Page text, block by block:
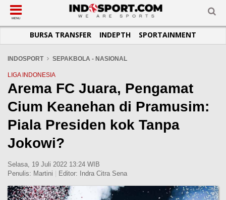
SUB-MENU
SEPAKBOLA
LIGA INGGRIS
LIGA ITALIA
LIGA SPANYOL
LIGA CHAMPIONS
LIGA PRANCIS
LIGA EUROPA
SUB-MENU
SPORTAINMENT
SUB-MENU
OTOMOTIF
OTOMANIA
SUB-MENU
BASKET
FUTSAL
OLIMPIK
E-SPORT
SUB-MENU
JADWAL
SUB-MENU
TOPIK HARI INI
INFOGRAFIS
GALERI FOTO
TEMPAT OLAHRAGA
PASUKAN SEHAT
MENU
BURSA TRANSFER INDEPTH SPORTAINMENT
INDOSPORT SEPAKBOLA - NASIONAL
LIGA INDONESIA
Arema FC Juara, Pengamat
Cium Keanehan di Pramusim:
Piala Presiden kok Tanpa
Jokowi?
Selasa, 19 Juli 2022 13:24 WIB
Penulis: Martini Editor: Indra Citra Sena